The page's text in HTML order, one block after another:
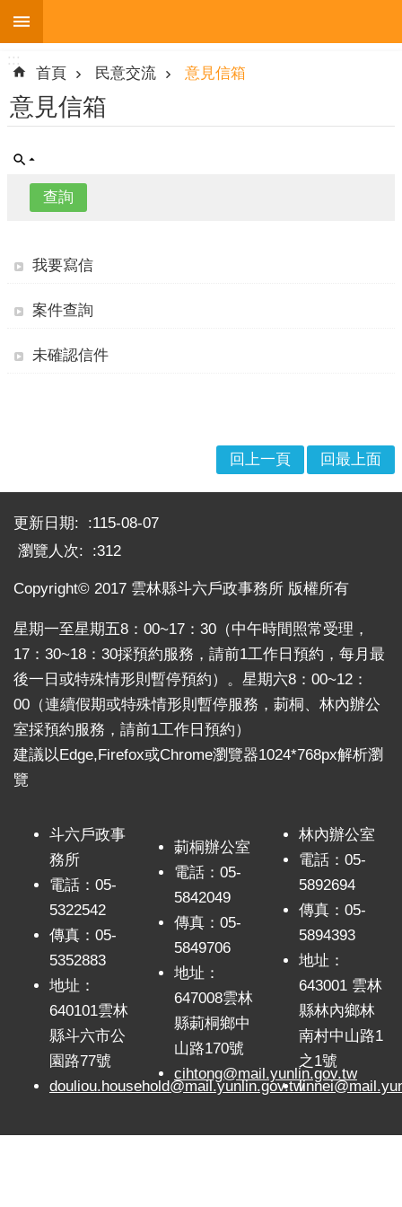
跳到主要內容區塊
進
階
搜
尋
介
務
最
新
消
息
公
資
訊
題
專
區
民
查
:::
首頁 民意交流 意見信箱
意見信箱
我要寫信
案件查詢
未確認信件
回上一頁 回最上面
更新日期:
115-08-07
瀏覽人次:
312
Copyright© 2017 雲林縣斗六戶政事務所 版權所有
星期一至星期五8：00~17：30（中午時間照常受理，
17：30~18：30採預約服務，請前1工作日預約，每月最
後一日或特殊情形則暫停預約）。星期六8：00~12：
00（連續假期或特殊情形則暫停服務，莿桐、林內辦公
室採預約服務，請前1工作日預約）
建議以Edge,Firefox或Chrome瀏覽器1024*768px解析瀏
覽
斗六戶政事
務所
電話：05-
5322542
傳真：05-
5352883
地址：
640101雲林
縣斗六市公
園路77號
douliou.household@mail.yunlin.gov.tw
莿桐辦公室
電話：05-
5842049
傳真：05-
5849706
地址：
647008雲林
縣莿桐鄉中
山路170號
cihtong@mail.yunlin.gov.tw
林內辦公室
電話：05-
5892694
傳真：05-
5894393
地址：
643001 雲林
縣林內鄉林
南村中山路1
之1號